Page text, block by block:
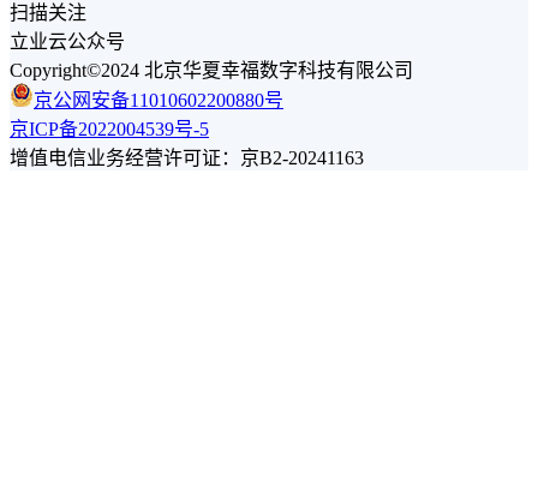
扫描关注
立业云公众号
Copyright©2024 北京华夏幸福数字科技有限公司
京公网安备11010602200880号
京ICP备2022004539号-5
增值电信业务经营许可证：京B2-20241163